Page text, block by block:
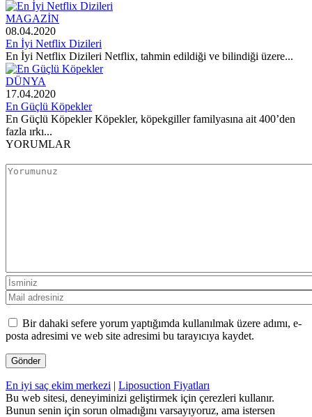
MAGAZİN
08.04.2020
En İyi Netflix Dizileri
En İyi Netflix Dizileri Netflix, tahmin edildiği ve bilindiği üzere...
DÜNYA
17.04.2020
En Güçlü Köpekler
En Güçlü Köpekler Köpekler, köpekgiller familyasına ait 400’den
fazla ırkı...
YORUMLAR
Bir dahaki sefere yorum yaptığımda kullanılmak üzere adımı, e-
posta adresimi ve web site adresimi bu tarayıcıya kaydet.
En iyi saç ekim merkezi | Liposuction Fiyatları
Bu web sitesi, deneyiminizi geliştirmek için çerezleri kullanır.
Bunun senin için sorun olmadığını varsayıyoruz, ama istersen